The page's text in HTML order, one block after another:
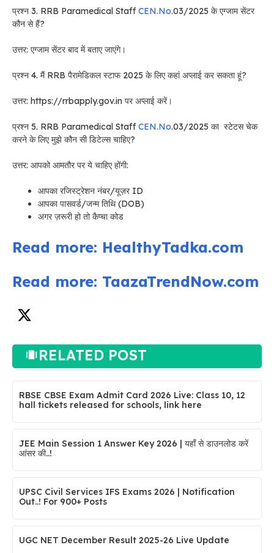
प्रश्न 3. RRB Paramedical StaffCEN.No.03/2025 के एग्जाम सेंटर
कौन से हैं?
उत्तर: एग्जाम सेंटर बाद में बताए जाएंगे।
प्रश्न 4. मैं RRB पैरामेडिकल स्टाफ 2025 के लिए कहां अप्लाई कर सकता हूं?
उत्तर: https://rrbapply.gov.in पर अप्लाई करें।
प्रश्न 5. RRB Paramedical StaffCEN.No.03/2025 का स्टेटस चेक
करने के लिए मुझे कौन सी डिटेल्स चाहिए?
उत्तर: आपको आमतौर पर ये चाहिए होंगी:
आपका रजिस्ट्रेशन नंबर/यूज़र ID
आपका पासवर्ड/जन्म तिथि (DOB)
अगर ज़रूरी हो तो कैप्चा कोड
Read more: HealthyTadka.com
Read more: TaazaTrendNow.com
RELATED POST
RBSE CBSE Exam Admit Card 2026 Live: Class 10, 12
hall tickets released for schools, link here
JEE Main Session 1 Answer Key 2026 | यहाँ से डाउनलोड करें
आंसर की..!
UPSC Civil Services IFS Exams 2026 | Notification
Out..! For 900+ Posts
UGC NET December Result 2025-26 Live Update